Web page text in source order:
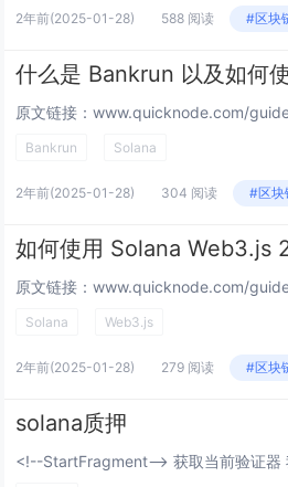
2年前(2025-01-28) 588 阅读 #区块
Bankrun Solana
2年前(2025-01-28) 304 阅读 #区块
如何使用 Solana Web3.js
Solana Web3.js
2年前(2025-01-28) 279 阅读 #区块
solana质押